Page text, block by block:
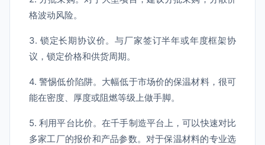
格波动风险。
3. 锁定长期协议价。与厂家签订半年或年度框架协
议，锁定价格和供货周期。
4. 警惕低价陷阱。大幅低于市场价的保温材料，很可
能在密度、厚度或阻燃等级上做手脚。
5. 利用平台比价。在千手制造平台上，可以快速对比
多家工厂的报价和产品参数。对于保温材料的专业选